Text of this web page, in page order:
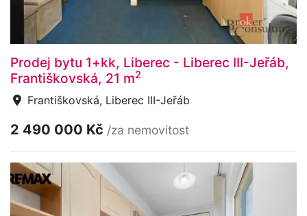
Prodej bytu 1+kk, Liberec - Liberec III-Jeřáb,
Františkovská, 21 m2
Františkovská, Liberec III-Jeřáb
2 490 000 Kč /za nemovitost